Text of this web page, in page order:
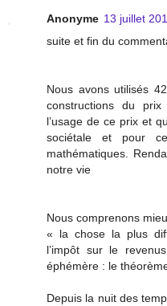
Anonyme 13 juillet
suite et fin du
Nous avons utilisés
constructions du
l’usage de ce prix et
sociétale et pour
mathématiques.
notre vie
Nous comprenons
« la chose la plus
l’impôt sur le
éphémère : le
Depuis la nuit des